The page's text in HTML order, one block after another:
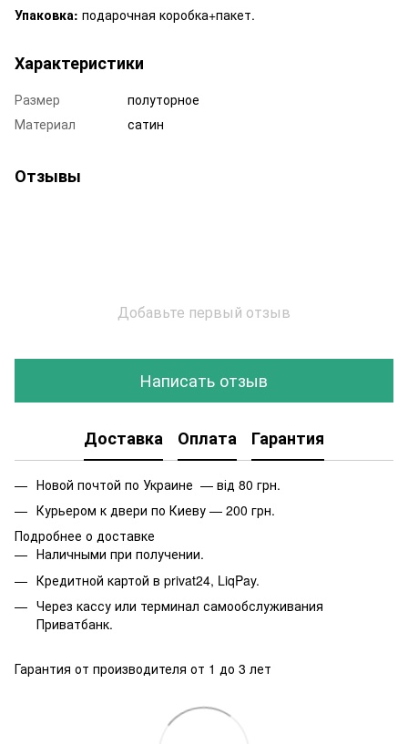
Упаковка: подарочная коробка+пакет.
Характеристики
Размер
полуторное
Материал
сатин
Отзывы
Добавьте первый отзыв
Написать отзыв
Доставка Оплата Гарантия
Новой почтой по Украине — від 80 грн.
Курьером к двери по Киеву — 200 грн.
Подробнее о доставке
Наличными при получении.
Кредитной картой в privat24, LiqPay.
Через кассу или терминал самообслуживания
Приватбанк.
Гарантия от производителя от 1 до 3 лет